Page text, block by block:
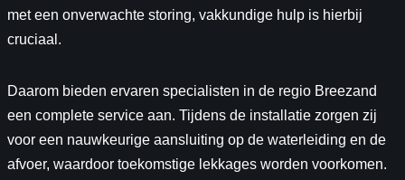
met een onverwachte storing, vakkundige hulp is hierbij
cruciaal.
Daarom bieden ervaren specialisten in de regio Breezand
een complete service aan. Tijdens de installatie zorgen zij
voor een nauwkeurige aansluiting op de waterleiding en de
afvoer, waardoor toekomstige lekkages worden voorkomen.